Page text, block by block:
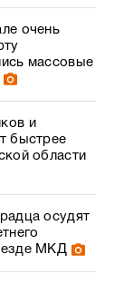
очень
массовые
и
быстрее
области
осудят
МКД